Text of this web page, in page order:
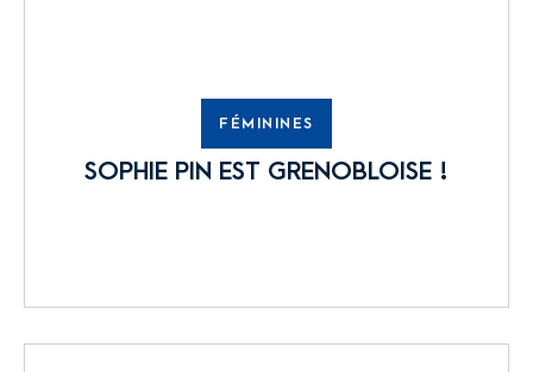
FÉMININES
SOPHIE PIN EST GRENOBLOISE !